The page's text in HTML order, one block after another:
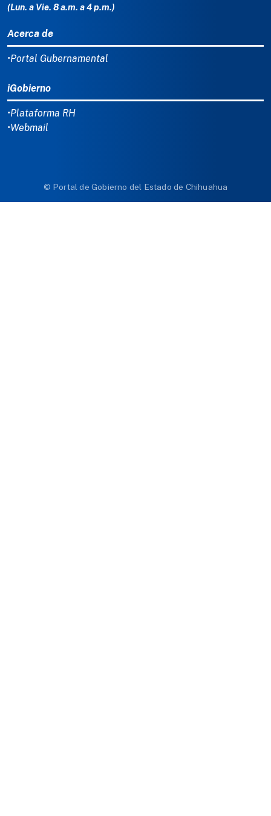
(Lun. a Vie. 8 a.m. a 4 p.m.)
Acerca de
•Portal Gubernamental
iGobierno
•Plataforma RH
•Webmail
© Portal de Gobierno del Estado de Chihuahua